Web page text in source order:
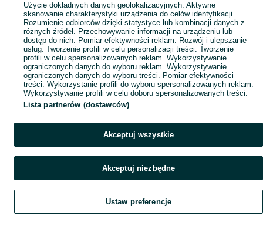
Szukaj Obserwujesz Dodaj Czat Konto
Użycie dokładnych danych geolokalizacyjnych. Aktywne
skanowanie charakterystyki urządzenia do celów identyfikacji.
Rozumienie odbiorców dzięki statystyce lub kombinacji danych z
różnych źródeł. Przechowywanie informacji na urządzeniu lub
dostęp do nich. Pomiar efektywności reklam. Rozwój i ulepszanie
usług. Tworzenie profili w celu personalizacji treści. Tworzenie
profili w celu spersonalizowanych reklam. Wykorzystywanie
ograniczonych danych do wyboru reklam. Wykorzystywanie
ograniczonych danych do wyboru treści. Pomiar efektywności
treści. Wykorzystanie profili do wyboru spersonalizowanych reklam.
Wykorzystywanie profili w celu doboru spersonalizowanych treści.
Lista partnerów (dostawców)
Akceptuj wszystkie
Akceptuj niezbędne
Ustaw preferencje